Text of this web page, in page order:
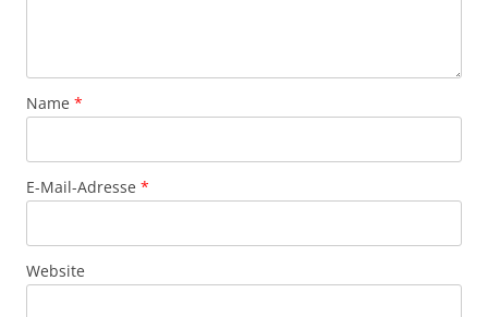
Name *
E-Mail-Adresse *
Website